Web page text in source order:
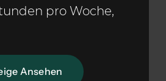
pro Woche,
Ansehen